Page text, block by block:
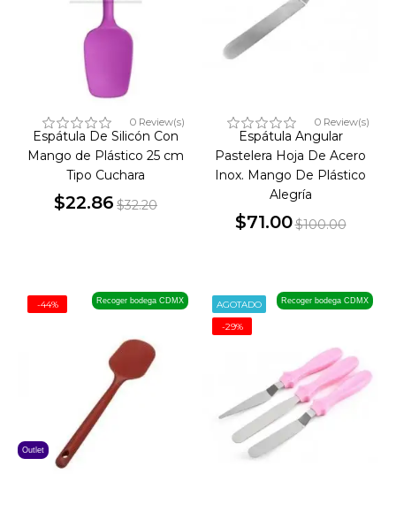
0 Review(s)
Espátula De Silicón Con
Mango de Plástico 25 cm
Tipo Cuchara
$22.86 $32.20
0 Review(s)
Espátula Angular
Pastelera Hoja De Acero
Inox. Mango De Plástico
Alegría
$71.00$100.00
Outlet
Recoger bodega CDMX
-44% Recoger bodega CDMX
AGOTADO
-29%